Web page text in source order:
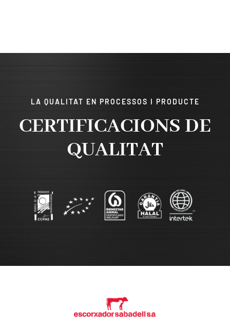
LA QUALITAT EN PROCESSOS I PRODUCTE
CERTIFICACIONS DE
QUALITAT